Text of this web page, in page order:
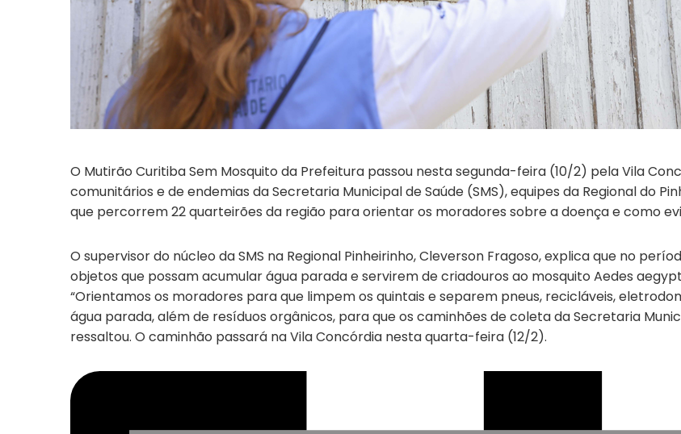
O Mutirão Curitiba Sem Mosquito da Prefeitura passou nesta segunda-feira (10/2) pela Vila
comunitários e de endemias da Secretaria Municipal de Saúde (SMS), equipes da Regional do
que percorrem 22 quarteirões da região para orientar os moradores sobre a doença e como
O supervisor do núcleo da SMS na Regional Pinheirinho, Cleverson Fragoso, explica que no
objetos que possamacumular água paradae servirem de criadouros ao mosquito Aedes
“Orientamos os moradores para que limpem os quintais e separem pneus, recicláveis,
água parada, além de resíduos orgânicos, para que os caminhões de coleta da Secretaria
ressaltou. O caminhão passará na Vila Concórdia nesta quarta-feira (12/2).